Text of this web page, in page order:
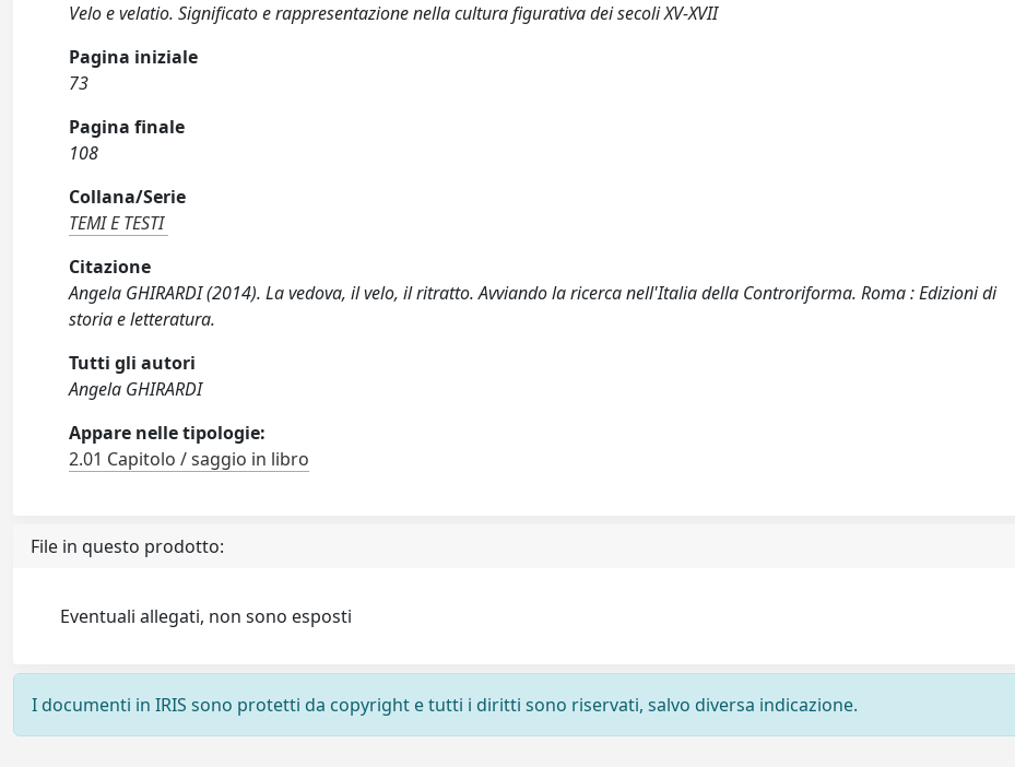
Velo e velatio. Significato e rappresentazione nella cultura figurativa dei secoli XV-XVII
Pagina iniziale
73
Pagina finale
108
Collana/Serie
TEMI E TESTI
Citazione
Angela GHIRARDI (2014). La vedova, il velo, il ritratto. Avviando la ricerca nell'Italia della Controriforma. Roma : Edizioni di
storia e letteratura.
Tutti gli autori
Angela GHIRARDI
Appare nelle tipologie:
2.01 Capitolo / saggio in libro
File in questo prodotto:
Eventuali allegati, non sono esposti
I documenti in IRIS sono protetti da copyright e tutti i diritti sono riservati, salvo diversa indicazione.